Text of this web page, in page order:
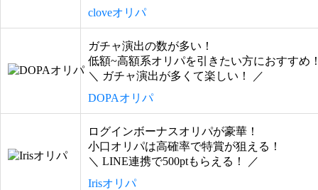
cloveオリパ
ガチャ演出の数が多い！
低額~高額系オリパを引きたい方におすすめ
＼ ガチャ演出が多くて楽しい！ ／
DOPAオリパ
ログインボーナスオリパが豪華！
小口オリパは高確率で特賞が狙える！
＼ LINE連携で500ptもらえる！ ／
Irisオリパ